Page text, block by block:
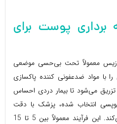
برداری پوست برای
معمولاً تحت بی‌حسی موضعی
با مواد ضدعفونی کننده پاکسازی
می‌شود تا بیمار دردی احساس
انتخاب شده، پزشک با دقت
نمونه‌ای از پوست را برداشت می‌کند. این فرآیند معمولاً بین 5 تا 15